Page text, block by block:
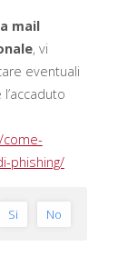
mail
, vi
eventuali
come-
phishing/
Si No